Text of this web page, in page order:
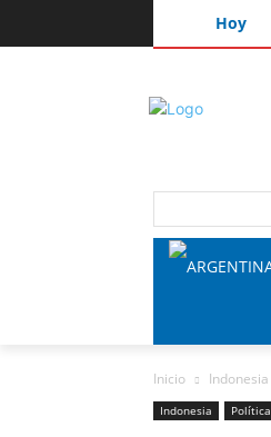
Hoy
Inicio Indonesia
Indonesia Política